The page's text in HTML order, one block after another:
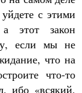
с этими
этот закон
если мы не
что на
что-то
ибо «всякий,